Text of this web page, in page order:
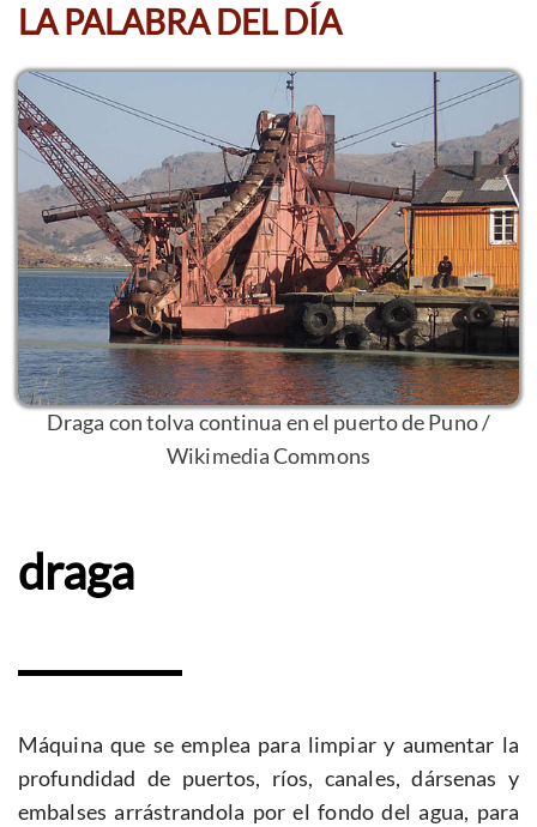
LA PALABRA DEL DÍA
Draga con tolva continua en el puerto de Puno /
Wikimedia Commons
draga
Máquina que se emplea para limpiar y aumentar la
profundidad de puertos, ríos, canales, dársenas y
embalses arrástrandola por el fondo del agua, para